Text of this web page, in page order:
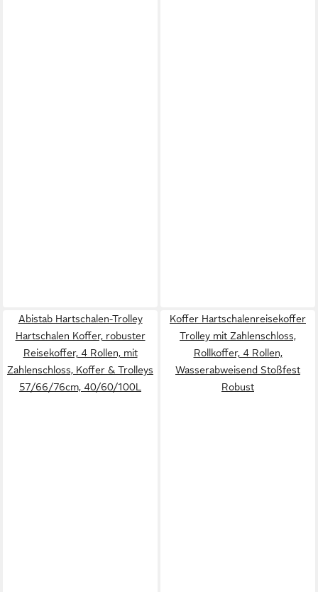
Abistab Hartschalen-Trolley
Hartschalen Koffer, robuster
Reisekoffer, 4 Rollen, mit
Zahlenschloss, Koffer & Trolleys
57/66/76cm, 40/60/100L
Koffer Hartschalenreisekoffer
Trolley mit Zahlenschloss,
Rollkoffer, 4 Rollen,
Wasserabweisend Stoßfest
Robust